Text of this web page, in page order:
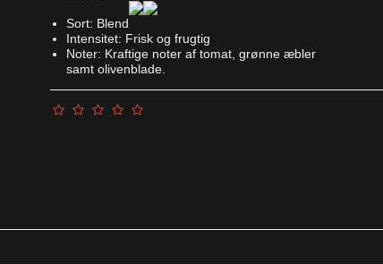
Sort: Blend
Intensitet: Frisk og frugtig
Noter: Kraftige noter af tomat, grønne æbler
samt olivenblade.